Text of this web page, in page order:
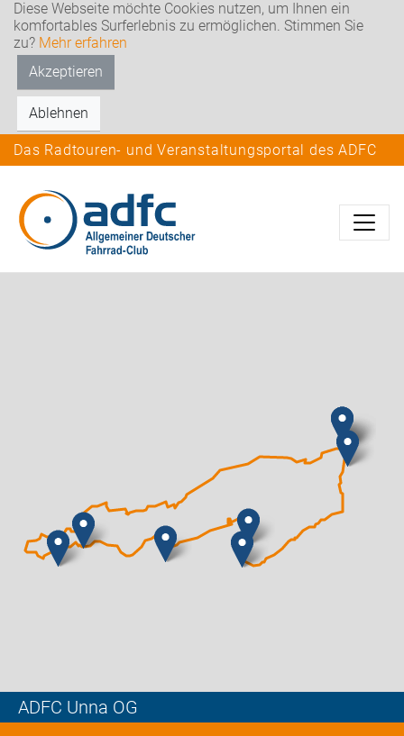
Diese Webseite möchte Cookies nutzen, um Ihnen ein
komfortables Surferlebnis zu ermöglichen. Stimmen Sie
zu? Mehr erfahren
Akzeptieren
Ablehnen
Das Radtouren- und Veranstaltungsportal des ADFC
ADFC Unna OG